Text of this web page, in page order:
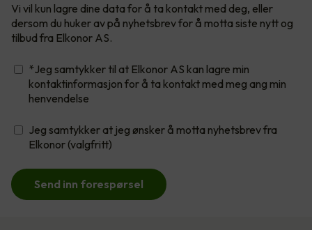
Vi vil kun lagre dine data for å ta kontakt med deg, eller
dersom du huker av på nyhetsbrev for å motta siste nytt og
tilbud fra Elkonor AS.
*Jeg samtykker til at Elkonor AS kan lagre min
kontaktinformasjon for å ta kontakt med meg ang min
henvendelse
Jeg samtykker at jeg ønsker å motta nyhetsbrev fra
Elkonor (valgfritt)
Send inn forespørsel